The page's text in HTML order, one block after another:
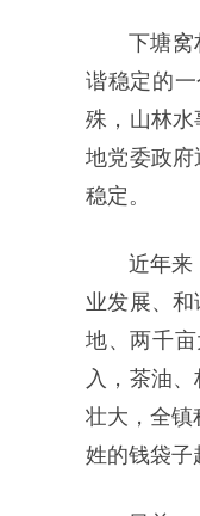
下塘窝
谐稳定的
殊，山林
地党委政
稳定。
近年来
业发展、
地、两千
入，茶油
壮大，全镇
姓的钱袋子